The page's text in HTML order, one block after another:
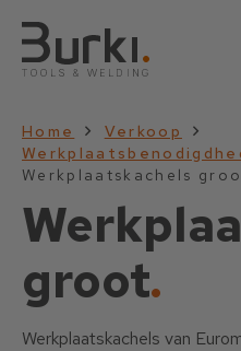
Home
Verkoop
Werkplaatskachels
groot.
Werkplaatskachels van